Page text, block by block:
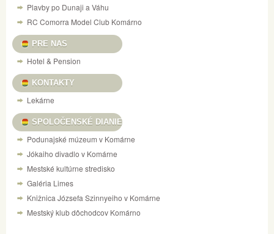
Plavby po Dunaji a Váhu
RC Comorra Model Club Komárno
PRE NAS
Hotel & Pension
KONTAKTY
Lekárne
SPOLOČENSKÉ DIANIE
Podunajské múzeum v Komárne
Jókaiho divadlo v Komárne
Mestské kultúrne stredisko
Galéria Limes
Knižnica Józsefa Szinnyeiho v Komárne
Mestský klub dôchodcov Komárno